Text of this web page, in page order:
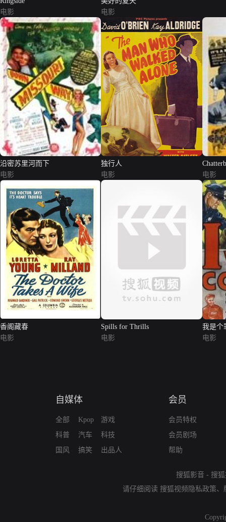
电影
电影
沿密苏里河而下
电影
独行人
电影
电影
香阁藏春
电影
Spills for Thrills
电影
我是个
电影
自媒体
全部
科普
国风
Kpop
汽车
搞笑
游戏
科技
出品人
会员
会员特权
会员剧场
帮助
搜狐影音 - 搜
请仔细阅读 搜狐视频隐私政策、